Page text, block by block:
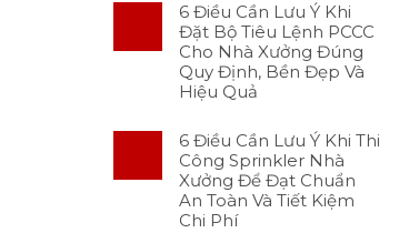
6 Điều Cần Lưu Ý Khi
Đặt Bộ Tiêu Lệnh PCCC
Cho Nhà Xưởng Đúng
Quy Định, Bền Đẹp Và
Hiệu Quả
6 Điều Cần Lưu Ý Khi Thi
Công Sprinkler Nhà
Xưởng Để Đạt Chuẩn
An Toàn Và Tiết Kiệm
Chi Phí